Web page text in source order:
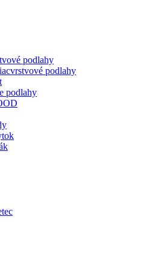
podlahy
podlahy
podlahy